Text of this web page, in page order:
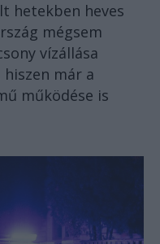
hetekben heves
mégsem
vízállása
már a
működése is